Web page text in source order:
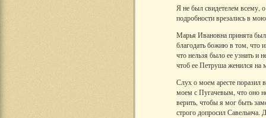
Я не был свидетелем всему,
подробности врезались в
Марья Ивановна принята
благодать божию в том, что
что нельзя было ее узнать
чтоб ее Петруша женился на
Слух о моем аресте поразил
моем с Пугачевым, что оно
верить, чтобы я мог быть
строго допросил Савельича.